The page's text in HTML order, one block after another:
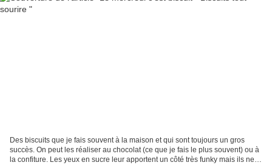
Des biscuits que je fais souvent à la maison et qui sont toujours un gros
succès. On peut les réaliser au chocolat (ce que je fais le plus souvent) ou à
la confiture. Les yeux en sucre leur apportent un côté très funky mais ils ne